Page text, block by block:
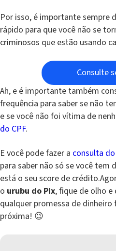
Por isso, é importante sempre
rápido para que você não se
criminosos que estão usando
Consulte
Ah, e é importante também
frequência para saber se não
e se você não foi vítima de
do CPF.
E você pode fazer a consulta do
para saber não só se você tem
está o seu score de
o urubu do Pix, fique de olho
qualquer promessa de dinheiro
próxima! 😉